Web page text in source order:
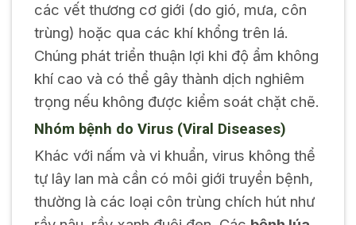
các vết thương cơ giới (do gió, mưa, côn
trùng) hoặc qua các khí khổng trên lá.
Chúng phát triển thuận lợi khi độ ẩm không
khí cao và có thể gây thành dịch nghiêm
trọng nếu không được kiểm soát chặt chẽ.
Nhóm bệnh do Virus (Viral Diseases)
Khác với nấm và vi khuẩn, virus không thể
tự lây lan mà cần có môi giới truyền bệnh,
thường là các loại côn trùng chích hút như